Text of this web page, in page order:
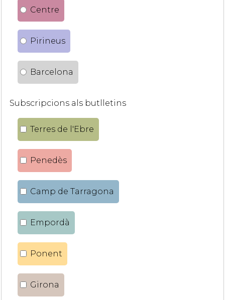
Centre
Pirineus
Barcelona
Subscripcions als butlletins
Terres de l'Ebre
Penedès
Camp de Tarragona
Empordà
Ponent
Girona